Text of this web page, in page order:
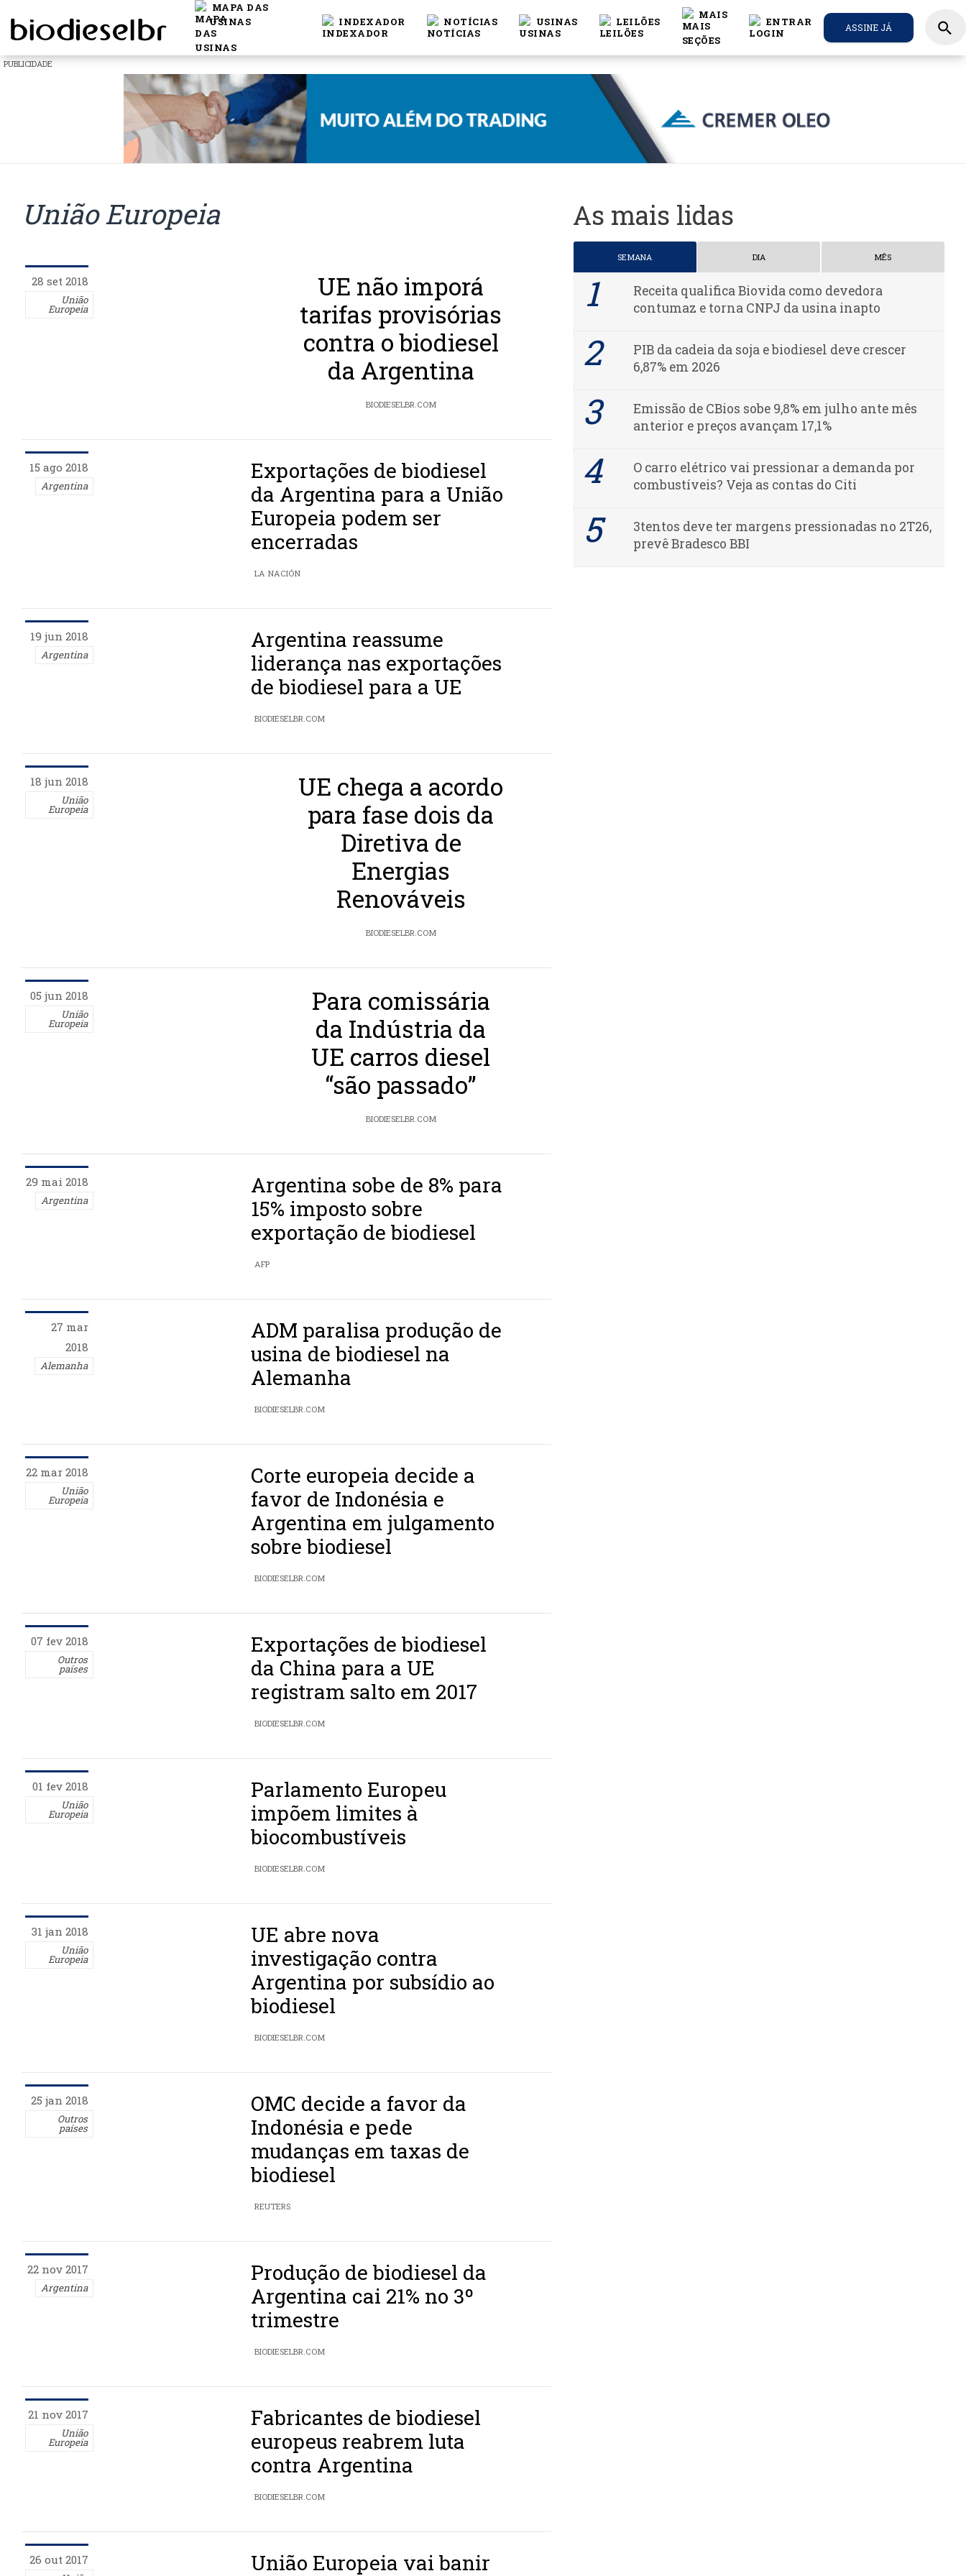
MAPA DAS
USINAS
INDEXADOR NOTÍCIAS USINAS LEILÕES
MAIS
ENTRAR ASSINE JÁ search
PUBLICIDADE
União Europeia
28 set 2018
União
Europeia
UE não imporá
tarifas provisórias
contra o biodiesel
da Argentina
BIODIESELBR.COM
15 ago 2018
Argentina
Exportações de biodiesel
da Argentina para a União
Europeia podem ser
encerradas
LA NACIÓN
19 jun 2018
Argentina
Argentina reassume
liderança nas exportações
de biodiesel para a UE
BIODIESELBR.COM
18 jun 2018
União
Europeia
UE chega a acordo
para fase dois da
Diretiva de
Energias
Renováveis
BIODIESELBR.COM
05 jun 2018
União
Europeia
Para comissária
da Indústria da
UE carros diesel
“são passado”
BIODIESELBR.COM
29 mai 2018
Argentina
Argentina sobe de 8% para
15% imposto sobre
exportação de biodiesel
AFP
27 mar
2018
Alemanha
ADM paralisa produção de
usina de biodiesel na
Alemanha
BIODIESELBR.COM
22 mar 2018
União
Europeia
Corte europeia decide a
favor de Indonésia e
Argentina em julgamento
sobre biodiesel
BIODIESELBR.COM
07 fev 2018
Outros
países
Exportações de biodiesel
da China para a UE
registram salto em 2017
BIODIESELBR.COM
01 fev 2018
União
Europeia
Parlamento Europeu
impõem limites à
biocombustíveis
BIODIESELBR.COM
31 jan 2018
União
Europeia
UE abre nova
investigação contra
Argentina por subsídio ao
biodiesel
BIODIESELBR.COM
25 jan 2018
Outros
países
OMC decide a favor da
Indonésia e pede
mudanças em taxas de
biodiesel
REUTERS
22 nov 2017
Argentina
Produção de biodiesel da
Argentina cai 21% no 3º
trimestre
BIODIESELBR.COM
21 nov 2017
União
Europeia
Fabricantes de biodiesel
europeus reabrem luta
contra Argentina
BIODIESELBR.COM
26 out 2017
União Europeia vai banir
As mais lidas
SEMANA DIA MÊS
Receita qualifica Biovida como devedora
contumaz e torna CNPJ da usina inapto
PIB da cadeia da soja e biodiesel deve crescer
6,87% em 2026
Emissão de CBios sobe 9,8% em julho ante mês
anterior e preços avançam 17,1%
O carro elétrico vai pressionar a demanda por
combustíveis? Veja as contas do Citi
3tentos deve ter margens pressionadas no 2T26,
prevê Bradesco BBI